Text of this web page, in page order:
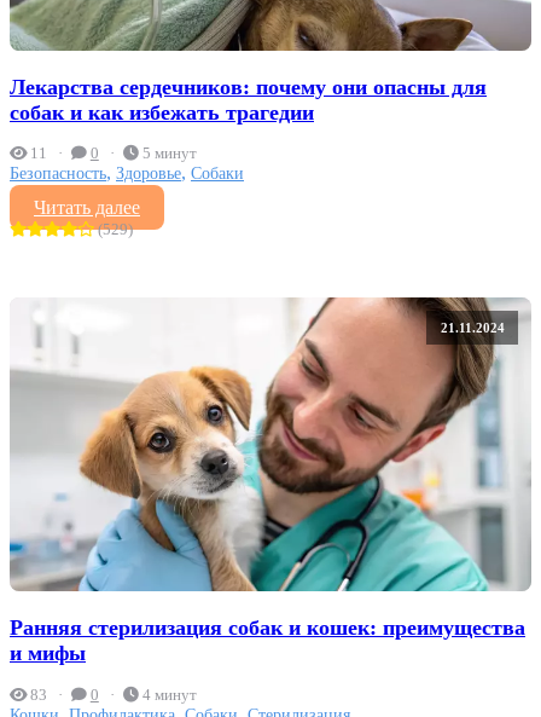
Лекарства сердечников: почему они опасны для
собак и как избежать трагедии
11 0 5 минут
Безопасность, Здоровье, Собаки
Читать далее
(529)
21.11.2024
Ранняя стерилизация собак и кошек: преимущества
и мифы
83 0 4 минут